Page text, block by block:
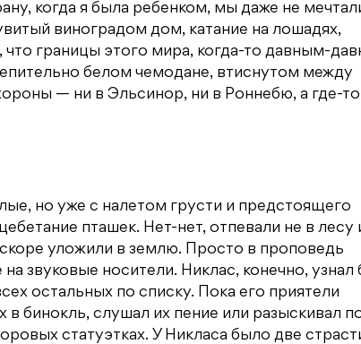
когда я была ребенком, мы даже не
виноградом дом, катание на лошадях,
границы этого мира, когда-то давным-
белом чемодане, втиснутом между
— ни в Эльсинор, ни в Роннебю, а где-то
но уже с налетом грусти и предстоящего
пташек. Нет-нет, отпевали не в лесу
уложили в землю. Просто в проповедь
звуковые носители. Никлас, конечно, узнал
остальных по списку. Пока его приятели
бинокль, слушал их пение или разыскивал
статуэтках. У Никласа было две